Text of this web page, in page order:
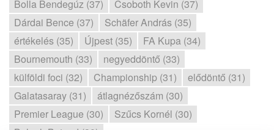
Bolla Bendegúz (37)
Csoboth Kevin (37)
Dárdai Bence (37)
Schäfer András (35)
értékelés (35)
Újpest (35)
FA Kupa (34)
Bournemouth (33)
negyeddöntő (33)
külföldi foci (32)
Championship (31)
elődöntő (31)
Galatasaray (31)
átlagnézőszám (30)
Premier League (30)
Szűcs Kornél (30)